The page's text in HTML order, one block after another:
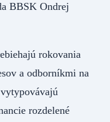
BBSK Ondrej
rokovania
a odborníkmi na
rozdelené